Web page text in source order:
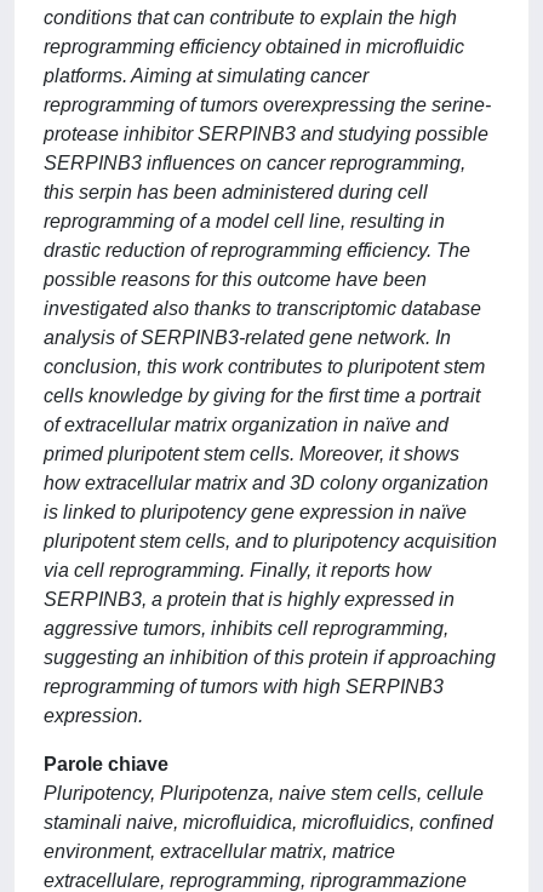
conditions that can contribute to explain the high
reprogramming efficiency obtained in microfluidic
platforms. Aiming at simulating cancer
reprogramming of tumors overexpressing the serine-
protease inhibitor SERPINB3 and studying possible
SERPINB3 influences on cancer reprogramming,
this serpin has been administered during cell
reprogramming of a model cell line, resulting in
drastic reduction of reprogramming efficiency. The
possible reasons for this outcome have been
investigated also thanks to transcriptomic database
analysis of SERPINB3-related gene network. In
conclusion, this work contributes to pluripotent stem
cells knowledge by giving for the first time a portrait
of extracellular matrix organization in naïve and
primed pluripotent stem cells. Moreover, it shows
how extracellular matrix and 3D colony organization
is linked to pluripotency gene expression in naïve
pluripotent stem cells, and to pluripotency acquisition
via cell reprogramming. Finally, it reports how
SERPINB3, a protein that is highly expressed in
aggressive tumors, inhibits cell reprogramming,
suggesting an inhibition of this protein if approaching
reprogramming of tumors with high SERPINB3
expression.
Parole chiave
Pluripotency, Pluripotenza, naive stem cells, cellule
staminali naive, microfluidica, microfluidics, confined
environment, extracellular matrix, matrice
extracellulare, reprogramming, riprogrammazione